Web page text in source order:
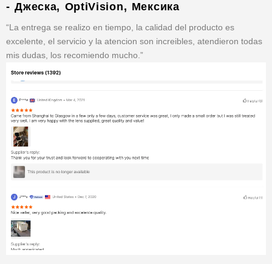
- Джеска, OptiVision, Мексика
“La entrega se realizo en tiempo, la calidad del producto es
excelente, el servicio y la atencion son increibles, atendieron todas
mis dudas, los recomiendo mucho.”